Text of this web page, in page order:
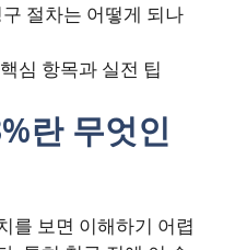
절차는 어떻게 되나
심 항목과 실전 팁
란 무엇인
를 보면 이해하기 어렵